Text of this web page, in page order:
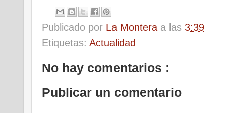
Publicado por La Montera a las 3:39
Etiquetas: Actualidad
No hay comentarios :
Publicar un comentario